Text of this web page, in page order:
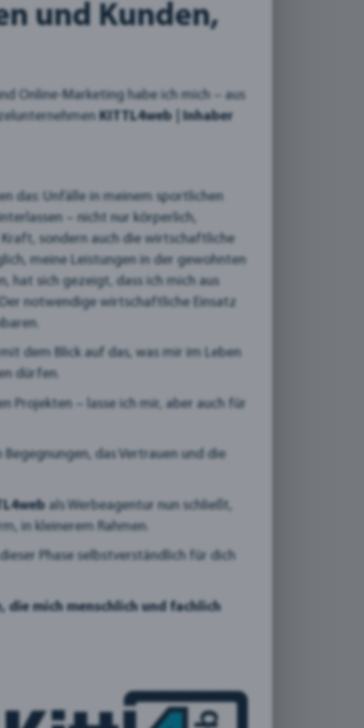
und Kunden,
Online-Marketing habe ich mich – aus
KITTL4web | Inhaber
das: Unfälle in meinem sportlichen
– nicht nur körperlich,
sondern auch die wirtschaftliche
meine Leistungen in der gewohnten
hat sich gezeigt, dass ich mich aus
notwendige wirtschaftliche Einsatz
dem Blick auf das, was mir im Leben
dürfen.
Projekten – lasse ich mir, aber auch für
das Vertrauen und die
als Werbeagentur nun schließt,
in kleinerem Rahmen.
Phase selbstverständlich für dich
die mich menschlich und fachlich